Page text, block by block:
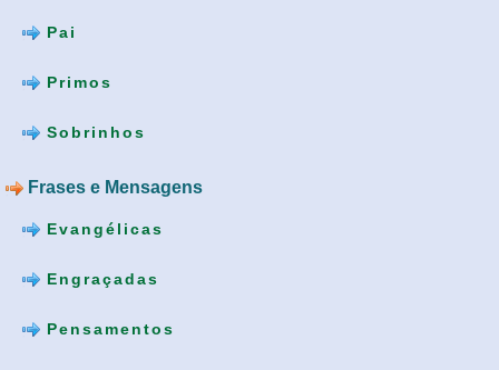
Pai
Primos
Sobrinhos
Frases e Mensagens
Evangélicas
Engraçadas
Pensamentos